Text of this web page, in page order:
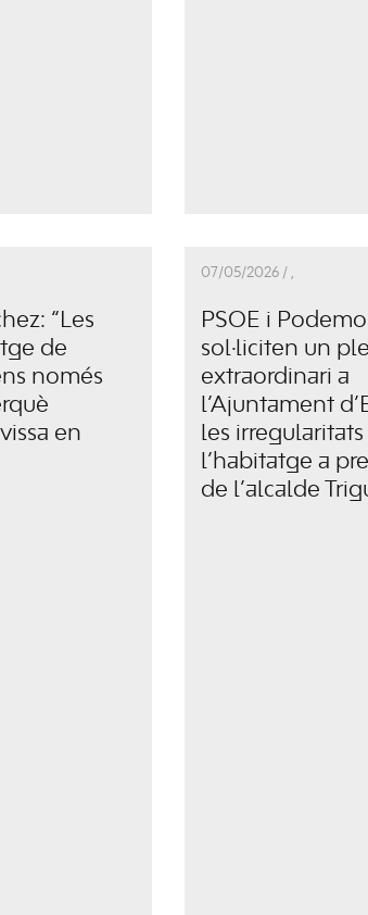
“Les
de
només
en
07/05/2026 / ,
PSOE i
sol·liciten un ple
extraordinari a
l’Ajuntament
les irregularitats
l’habitatge a
de l’alcalde